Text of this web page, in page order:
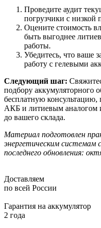
Проведите аудит
погрузчики с низкой
Оцените стоимость
быть выгоднее
работы.
Убедитесь, что ваше
работу с гелевыми
Следующий шаг:
подбору аккумуляторного
бесплатную
АКБ и литиевым аналогом
до вашего склада.
Материал подготовлен
энергетическим системам
последнего обновления:
Доставляем
по всей России
Гарантия на аккумулятор
2 года